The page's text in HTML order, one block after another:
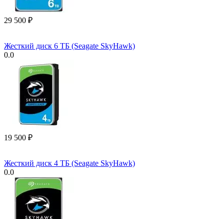
29 500 ₽
Жесткий диск 6 ТБ (Seagate SkyHawk)
0.0
19 500 ₽
Жесткий диск 4 ТБ (Seagate SkyHawk)
0.0